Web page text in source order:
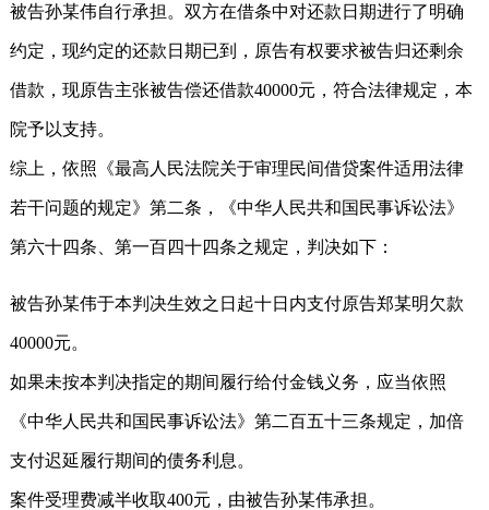
被告孙某伟自行承担。双方在借条中对还款日期进行了明确
约定，现约定的还款日期已到，原告有权要求被告归还剩余
借款，现原告主张被告偿还借款40000元，符合法律规定，本
院予以支持。
综上，依照《最高人民法院关于审理民间借贷案件适用法律
若干问题的规定》第二条，《中华人民共和国民事诉讼法》
第六十四条、第一百四十四条之规定，判决如下：
被告孙某伟于本判决生效之日起十日内支付原告郑某明欠款
40000元。
如果未按本判决指定的期间履行给付金钱义务，应当依照
《中华人民共和国民事诉讼法》第二百五十三条规定，加倍
支付迟延履行期间的债务利息。
案件受理费减半收取400元，由被告孙某伟承担。